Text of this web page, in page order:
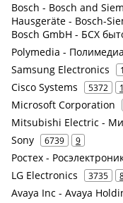
Bosch - Bosch and
Hausgeräte - Bosch-
Bosch GmbH - БСХ
Polymedia - Полимедиа
Samsung Electronics
Cisco Systems 5372
Microsoft Corporation
Mitsubishi Electric -
Sony 6739 9
Ростех -
LG Electronics 3735
Avaya Inc - Avaya